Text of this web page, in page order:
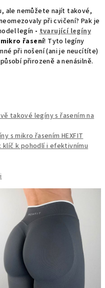
ale nemůžete najít takové,
při cvičení? Pak je
legín -tvarující legíny
řasení! Tyto legíny
při nošení (ani je neucítíte)
přirozeně a nenásilně.
takové legíny s řasením na
s mikro řasením HEXFIT
klíč k pohodlí i efektivnímu